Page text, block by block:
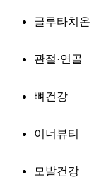
글루타치온
관절·연골
뼈건강
이너뷰티
모발건강